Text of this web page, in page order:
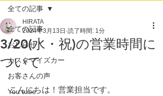
全ての記事
おしらせ
カスタマイズカー
お客さんの声
You tube
全ての記事
3/20(水・祝)の営業時間に
ついて
HIRATA
2024年3月13日 読了時間: 1分
こんにちは！営業担当です。